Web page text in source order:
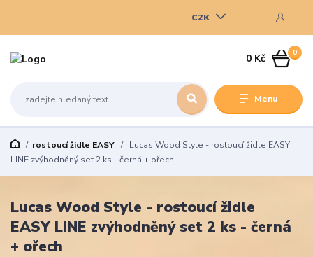
Menu
CZK
0
0 Kč
rostoucí židle EASY
Lucas Wood Style - rostoucí židle EASY
LINE zvýhodněný set 2 ks - černá + ořech
Lucas Wood Style - rostoucí židle
EASY LINE zvýhodněný set 2 ks - černá
+ ořech